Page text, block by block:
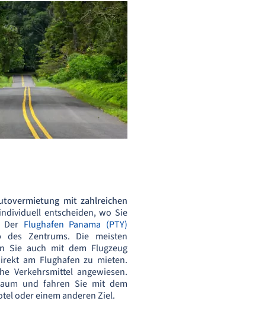
mit zahlreichen
entscheiden, wo Sie
Der Flughafen Panama (PTY)
Zentrums. Die meisten
Sie auch mit dem Flugzeug
am Flughafen zu mieten.
Verkehrsmittel angewiesen.
und fahren Sie mit dem
oder einem anderen Ziel.